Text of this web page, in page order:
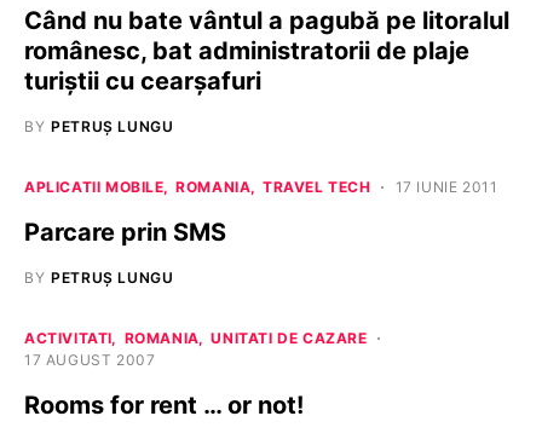
Când nu bate vântul a pagubă pe litoralul
românesc, bat administratorii de plaje
turiștii cu cearșafuri
BY PETRUȘ LUNGU
APLICATII MOBILE ROMANIA TRAVEL TECH 17 IUNIE 2011
Parcare prin SMS
BY PETRUȘ LUNGU
ACTIVITATI ROMANIA
UNITATI DE CAZARE
17 AUGUST 2007
Rooms for rent … or not!